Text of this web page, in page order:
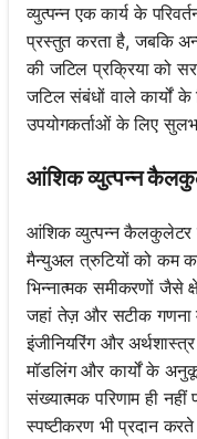
व्युत्पन्न एक कार्य के
प्रस्तुत करता है, जबकि
की जटिल प्रक्रिया को
जटिल संबंधों वाले कार्यों के
उपयोगकर्ताओं के लिए
आंशिक व्युत्पन्न
आंशिक व्युत्पन्न कैलकुलेटर
मैन्युअल त्रुटियों को कम
भिन्नात्मक समीकरणों जैसे
जहां तेज़ और सटीक गणना
इंजीनियरिंग और
मॉडलिंग और कार्यों के
संख्यात्मक परिणाम ही
स्पष्टीकरण भी प्रदान